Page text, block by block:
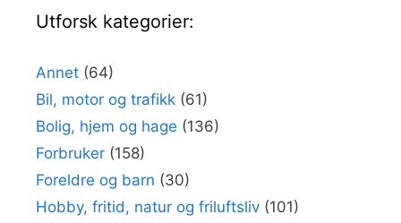
Utforsk kategorier:
Annet (64)
Bil, motor og trafikk (61)
Bolig, hjem og hage (136)
Forbruker (158)
Foreldre og barn (30)
Hobby, fritid, natur og friluftsliv (101)